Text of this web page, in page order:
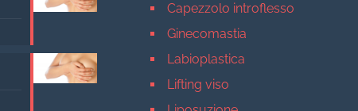
Capezzolo introflesso
Ginecomastia
Labioplastica
Lifting viso